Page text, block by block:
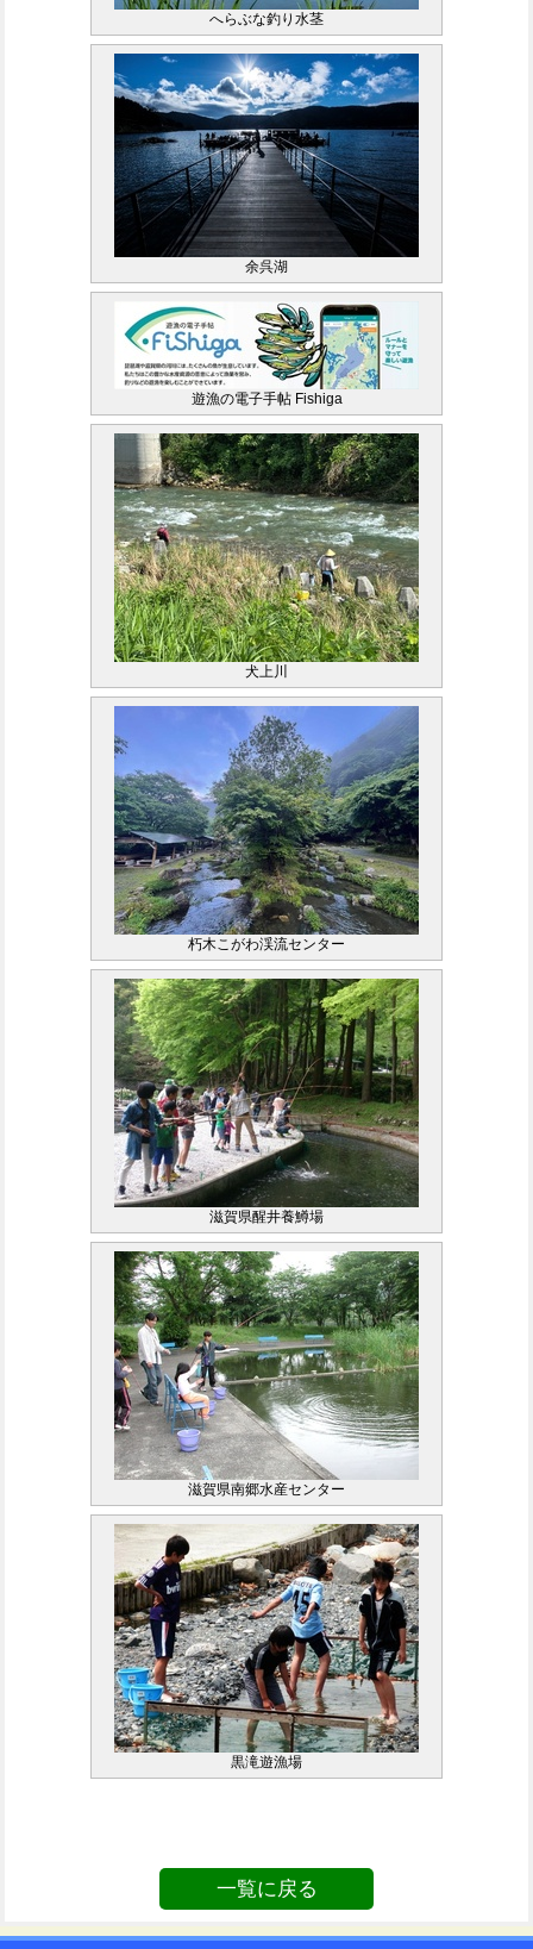
へらぶな釣り水茎
余呉湖
遊漁の電子手帖 Fishiga
犬上川
朽木こがわ渓流センター
滋賀県醒井養鱒場
滋賀県南郷水産センター
黒滝遊漁場
一覧に戻る